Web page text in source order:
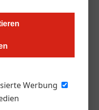
Werbung
und Hotellerie
Löhnen über